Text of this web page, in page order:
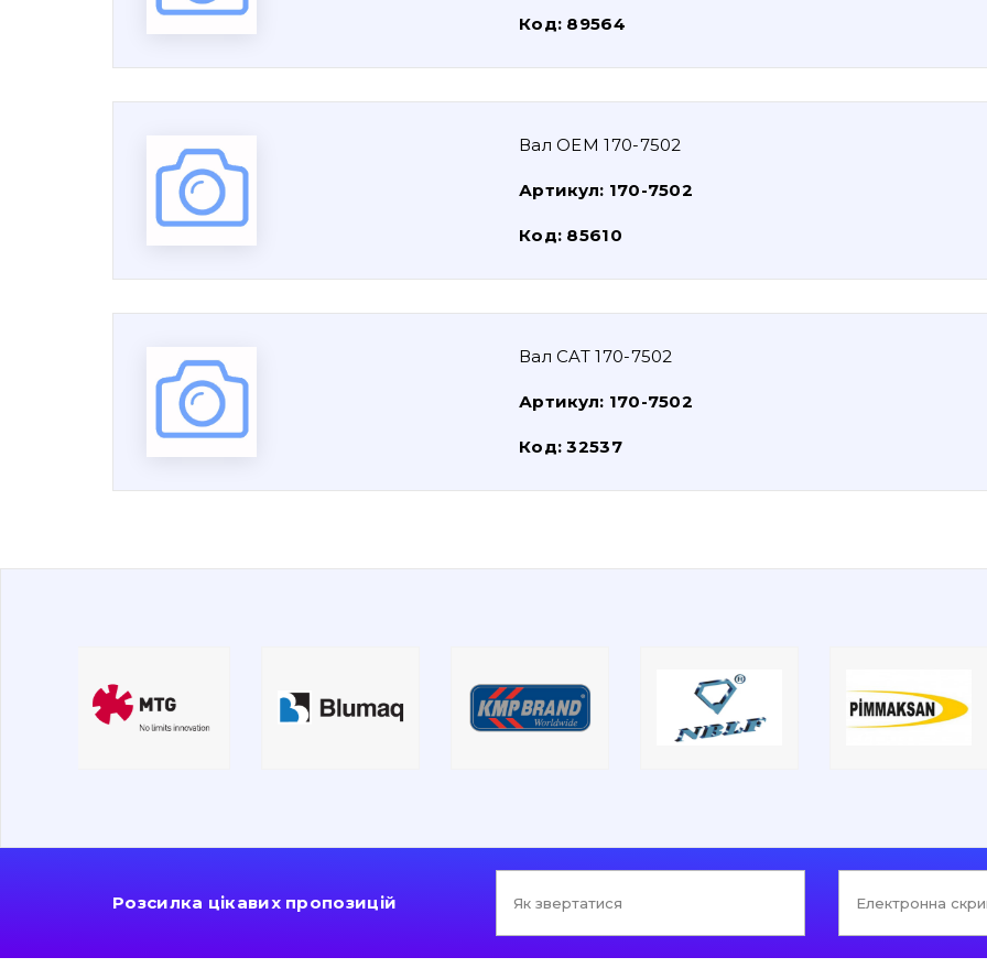
Код: 89564
Вал OEM 170-7502
Артикул: 170-7502
Код: 85610
Вал CAT 170-7502
Артикул: 170-7502
Код:32537
Розсилка цікавих пропозицій